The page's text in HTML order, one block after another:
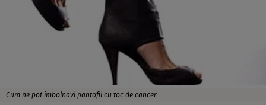
Cum ne pot imbolnavi pantofii cu toc de cancer